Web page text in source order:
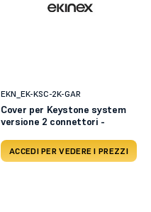
EKN_EK-KSC-2K-GAR
Cover per Keystone system
versione 2 connettori -
ACCEDI PER VEDERE I PREZZI